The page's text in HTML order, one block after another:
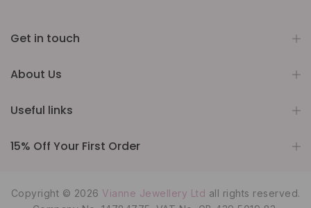
Get in touch
About Us
Useful links
15% Off Your First Order
Copyright © 2026 Vianne Jewellery Ltd all rights reserved.